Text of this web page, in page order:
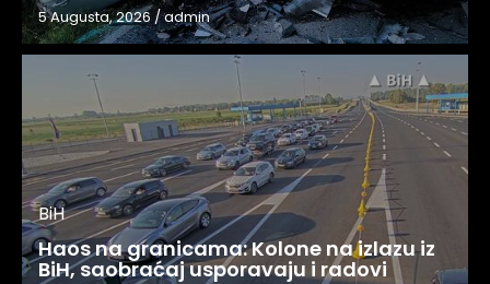
5 Augusta, 2026/admin
BiH
Haos na granicama: Kolone na izlazu iz
BiH, saobraćaj usporavaju i radovi